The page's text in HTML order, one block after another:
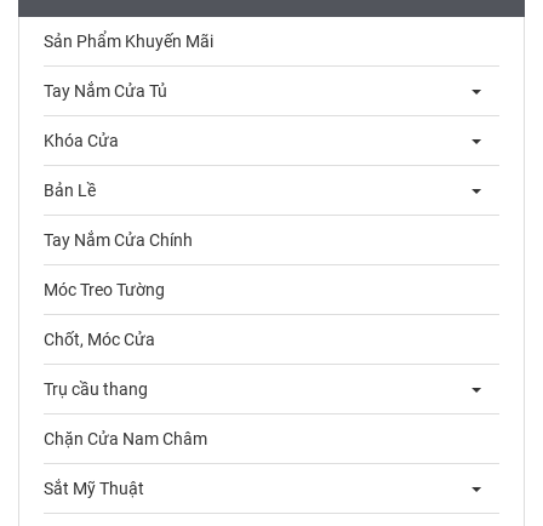
Sản Phẩm Khuyến Mãi
Tay Nắm Cửa Tủ
Khóa Cửa
Bản Lề
Tay Nắm Cửa Chính
Móc Treo Tường
Chốt, Móc Cửa
Trụ cầu thang
Chặn Cửa Nam Châm
Sắt Mỹ Thuật